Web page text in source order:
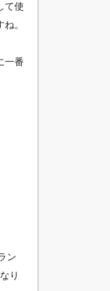
て使
。
一番
ン
り